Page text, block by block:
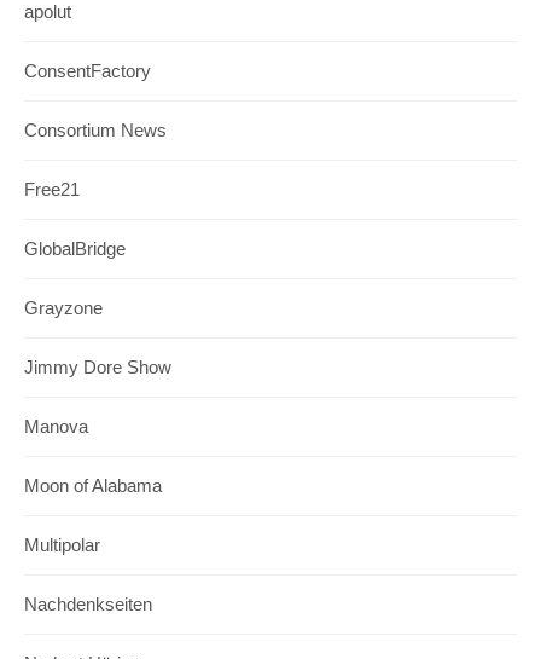
apolut
ConsentFactory
Consortium News
Free21
GlobalBridge
Grayzone
Jimmy Dore Show
Manova
Moon of Alabama
Multipolar
Nachdenkseiten